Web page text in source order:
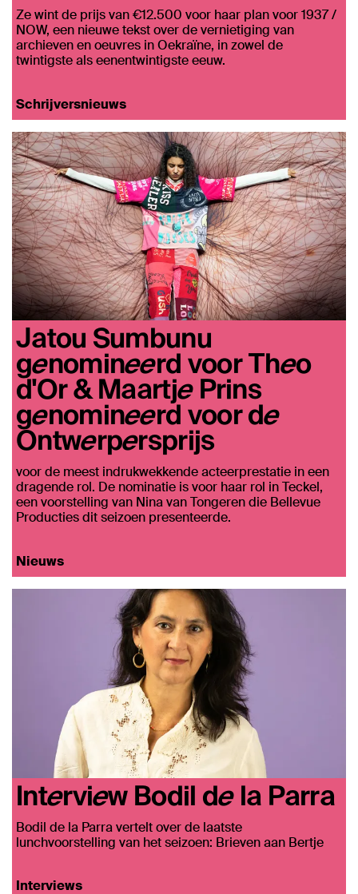
Ze wint de prijs van €12.500 voor haar plan voor 1937 /
NOW, een nieuwe tekst over de vernietiging van
archieven en oeuvres in Oekraïne, in zowel de
twintigste als eenentwintigste eeuw.
Schrijversnieuws
Jatou Sumbunu
genomineerd voor Theo
d'Or & Maartje Prins
genomineerd voor de
Ontwerpersprijs
voor de meest indrukwekkende acteerprestatie in een
dragende rol. De nominatie is voor haar rol in Teckel,
een voorstelling van Nina van Tongeren die Bellevue
Producties dit seizoen presenteerde.
Nieuws
Interview Bodil de la Parra
Bodil de la Parra vertelt over de laatste
lunchvoorstelling van het seizoen: Brieven aan Bertje
Interviews